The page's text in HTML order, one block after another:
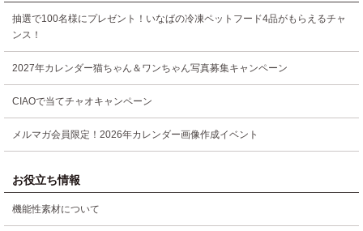
抽選で100名様にプレゼント！いなばの冷凍ペットフード4品がもらえるチャ
ンス！
2027年カレンダー猫ちゃん＆ワンちゃん写真募集キャンペーン
CIAOで当てチャオキャンペーン
メルマガ会員限定！2026年カレンダー画像作成イベント
お役立ち情報
機能性素材について